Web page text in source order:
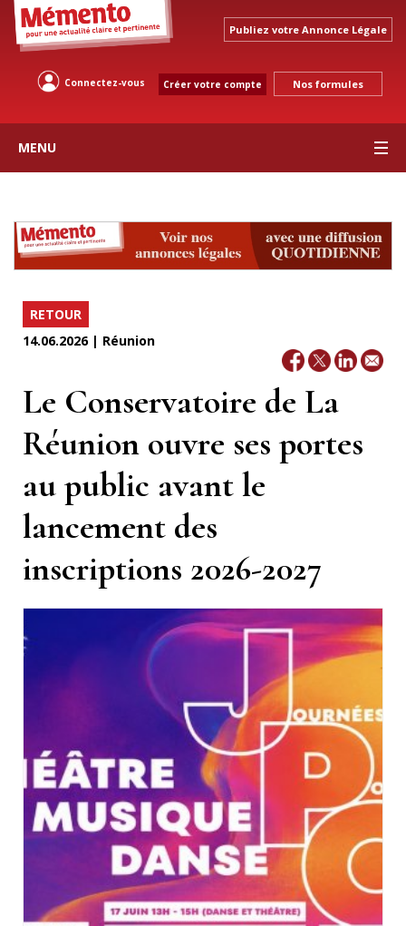
Publiez votre Annonce Légale
Connectez-vous Créer votre compte Nos formules
MENU
RETOUR
14.06.2026 | Réunion
Le Conservatoire de La
Réunion ouvre ses portes
au public avant le
lancement des
inscriptions 2026-2027